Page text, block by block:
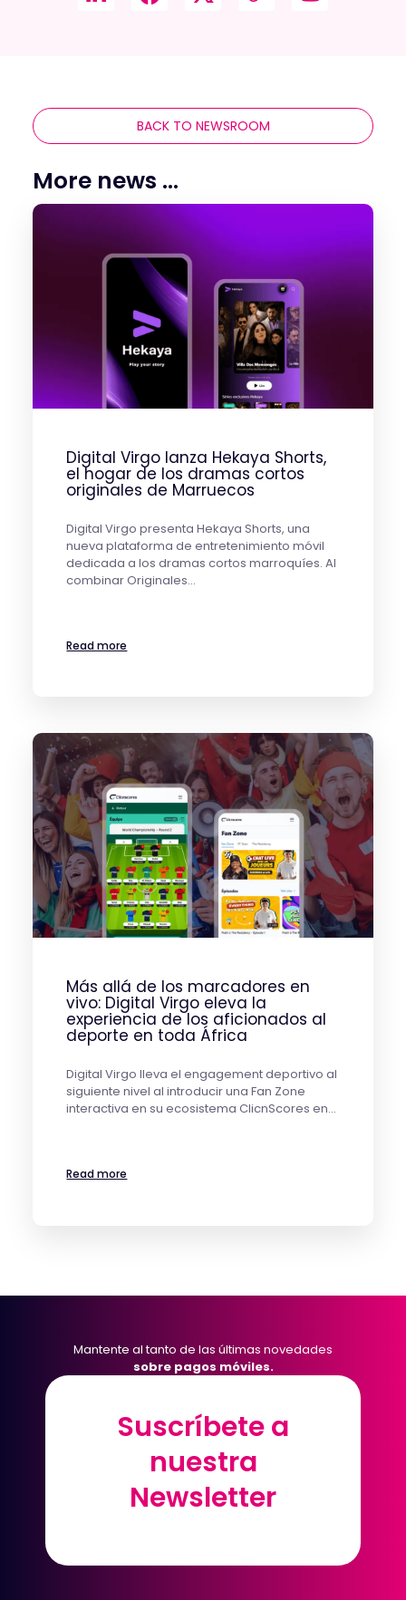
BACK TO NEWSROOM
More news ...
Digital Virgo lanza Hekaya Shorts,
el hogar de los dramas cortos
originales de Marruecos
Digital Virgo presenta Hekaya Shorts, una
nueva plataforma de entretenimiento móvil
dedicada a los dramas cortos marroquíes. Al
combinar Originales…
Read more
Más allá de los marcadores en
vivo: Digital Virgo eleva la
experiencia de los aficionados al
deporte en toda África
Digital Virgo lleva el engagement deportivo al
siguiente nivel al introducir una Fan Zone
interactiva en su ecosistema ClicnScores en…
Read more
Mantente al tanto de las últimas novedades
sobre pagos móviles.
Suscríbete a
nuestra
Newsletter
Suscríbete a
nuestra
Newsletter